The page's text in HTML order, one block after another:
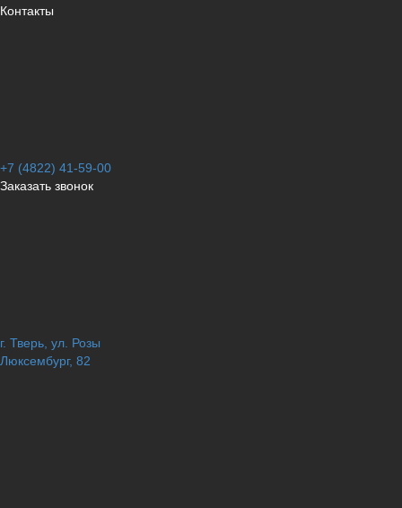
Контакты
+7 (4822) 41-59-00
Заказать звонок
г. Тверь, ул. Розы
Люксембург, 82